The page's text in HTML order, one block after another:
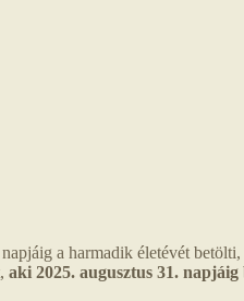
a harmadik életévét
aki 2025. augusztus 31.